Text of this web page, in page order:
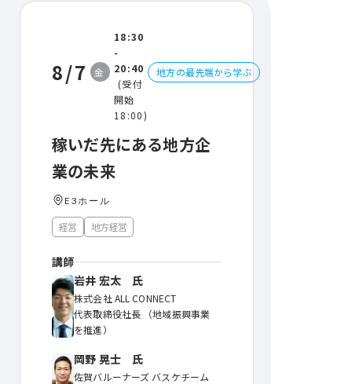
8/7 金
18:30
-
20:40
(受付
開始
18:00)
地方の最先端から学ぶ
稼いだ先にある地⽅企
業の未来
E3ホール
経営 地方経営
講師
岩井 宏太 氏
株式会社 ALL CONNECT
代表取締役社⻑ （地域振興事業
を推進）
岡野 晃士 氏
佐賀バルーナーズ バスケチーム